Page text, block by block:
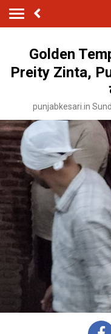
Golden
Preity Zinta,
punjabkesari.in